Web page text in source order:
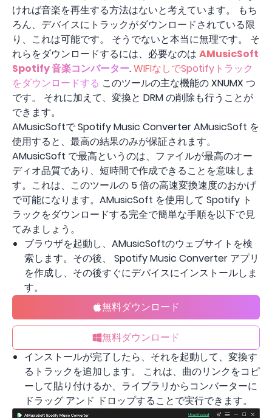
ければ音楽を再生する方法はないと考えています。 もち
ろん、デバイスにトラックがダウンロードされている限
り、これは可能です。 そうでないと本当に無理です。 そ
れらをダウンロードするには、必要なのは AMusicSoft
Spotify 音楽コンバーター.WIFIなしでSpotifyトラック
をダウンロードする このツールの主な機能の XNUMX つ
です。 それに加えて、変換と DRM の削除も行うことが
できます。
AMusicSoftで Spotify Music Converter AMusicSoft を
使用すると、最高の結果のみが保証されます。
AMusicSoft で最高というのは、ファイルが最高のオー
ディオ品質であり、短時間で作成できることを意味しま
す。これは、このツールの 5 倍の高速変換速度のおかげ
で可能になります。AMusicSoft を使用して Spotify ト
ラックをダウンロードする完全で簡単な手順を以下で見
てみましょう。
ブラウザを起動し、AMusicSoftのウェブサイトを検
索します。その後、 Spotify Music Converter アプリ
を作成し、その後すぐにデバイスにインストールしま
す。
無料ダウンロード
無料ダウンロード
インストールが完了したら、それを起動して、変換す
るトラックを追加します。 これは、曲のリンクをコピ
ーして貼り付けるか、ライブラリからコンバーターに
ドラッグ アンド ドロップすることで実行できます。